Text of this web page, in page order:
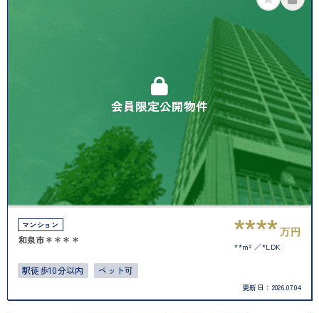
会員限定公開物件
マンション
和泉市＊＊＊＊ **** 万円
**m² *LDK
駅徒歩10分以内 ペット可
更新日： 2026.07.04